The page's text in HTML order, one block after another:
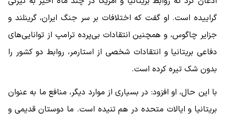
گراییده است. او گفت که اختلافات بر سر جنگ ایران، گرینلند و
جزایر چاگوس، و همچنین انتقادات بی‌پرده ترامپ از توانایی‌های
دفاعی بریتانیا و انتقادات شخصی از استارمر، روابط دو کشور را
بدون شک تیره کرده است.
با این حال، او افزود: در بسیاری از موارد دیگر، منافع ما به عنوان
بریتانیا و ایالات متحده در هم تنیده است. ما دوستان قدیمی و